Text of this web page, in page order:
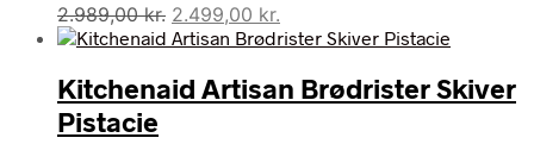
2.989,00kr. Den
oprindelige
var:
2.989,00 kr..
2.499,00 kr.
aktuelle
er:
2.499,00 kr..
Kitchenaid Artisan Brødrister Skiver
Pistacie